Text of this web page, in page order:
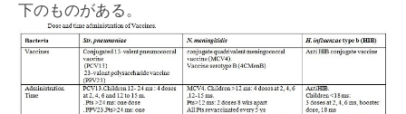
下のものがある。